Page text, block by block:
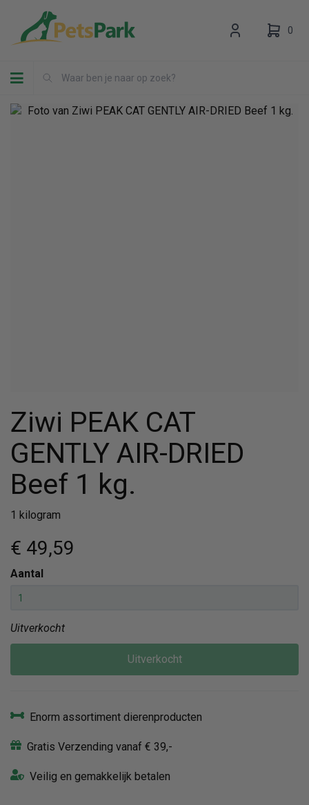
Toggle navigation
0
Ziwi PEAK CAT
GENTLY AIR-DRIED
Beef 1 kg.
1 kilogram
€ 49,59
Aantal
Uitverkocht
Uitverkocht
Enorm assortiment dierenproducten
Gratis Verzending vanaf € 39,-
Veilig en gemakkelijk betalen